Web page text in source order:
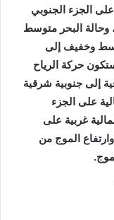
الجزء الجنوبي
وحالة البحر متوسط
وخفيف إلى
حركة الرياح
إلى جنوبية شرقية
على الجزء
غربية على
28 كم/ساعة.، وارتفاع الموج من